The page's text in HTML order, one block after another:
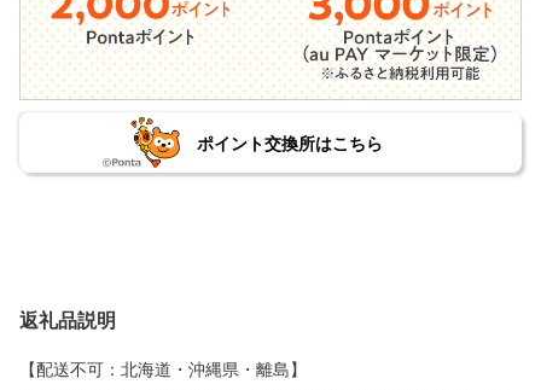
ポイント交換所はこちら
返礼品説明
【配送不可：北海道・沖縄県・離島】